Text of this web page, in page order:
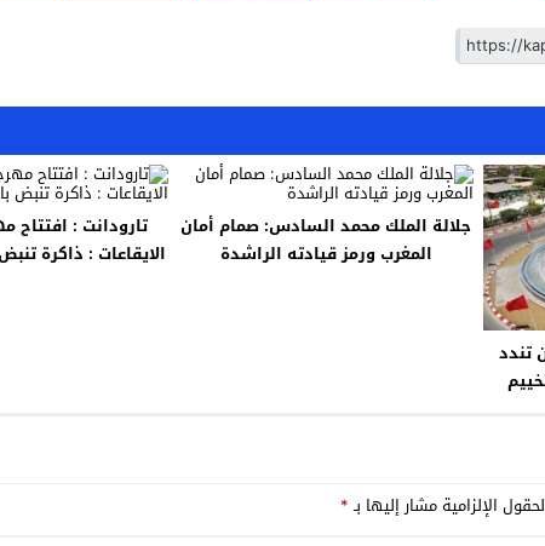
تندد
جلالة الملك محمد السادس: صمام أمان
المغرب ورمز قيادته الراشدة
تارودانت : افتتاح
الايقاعات : ذاكرة
الإلزامية مشار إليها بـ*